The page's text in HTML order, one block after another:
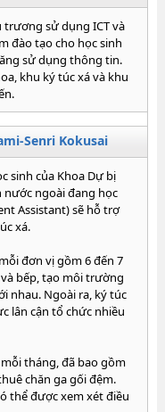
trương sử dụng ICT và
đào tạo cho học sinh
sử dụng thông tin.
khu ký túc xá và khu
Senri Kokusai
sinh của Khoa Dự bị
nước ngoài đang học
Assistant) sẽ hỗ trợ
xá.
đơn vị gồm 6 đến 7
bếp, tạo môi trường
nhau. Ngoài ra, ký túc
lân cận tổ chức nhiều
mỗi tháng, đã bao gồm
chăn ga gối đệm.
thể được xem xét điều